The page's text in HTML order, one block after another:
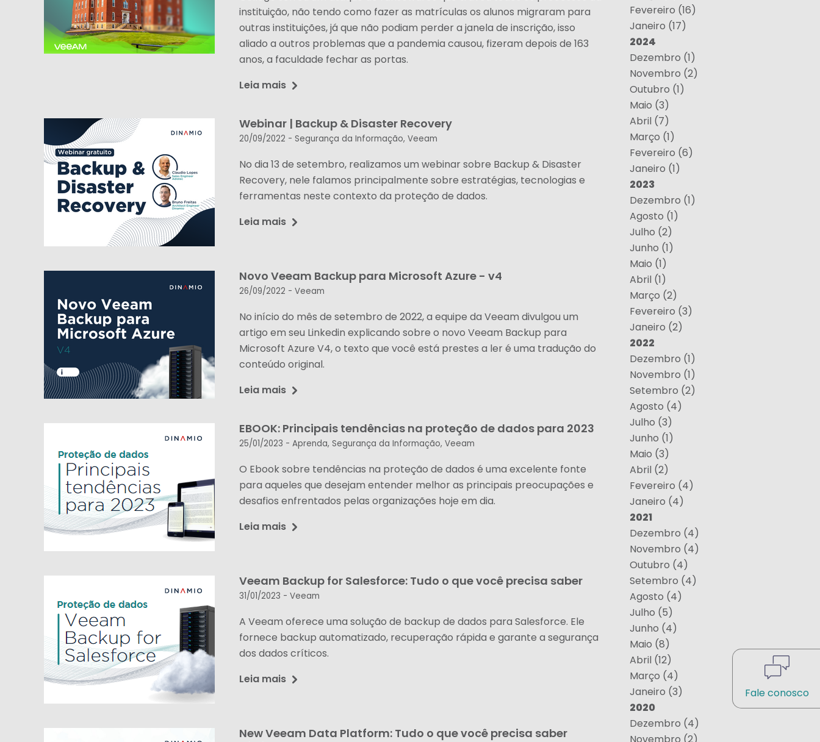
Fale conosco
Fevereiro (16)
Janeiro (17)
2024
Dezembro (1)
Novembro (2)
Outubro (1)
Maio (3)
Abril (7)
Março (1)
Fevereiro (6)
Janeiro (1)
2023
Dezembro (1)
Agosto (1)
Julho (2)
Junho (1)
Maio (1)
Abril (1)
Março (2)
Fevereiro (3)
Janeiro (2)
2022
Dezembro (1)
Novembro (1)
Setembro (2)
Agosto (4)
Julho (3)
Junho (1)
Maio (3)
Abril (2)
Fevereiro (4)
Janeiro (4)
2021
Dezembro (4)
Novembro (4)
Outubro (4)
Setembro (4)
Agosto (4)
Julho (5)
Junho (4)
Maio (8)
Abril (12)
Março (4)
Janeiro (3)
2020
Dezembro (4)
instituição, não tendo como fazer as matrículas os alunos migraram para
outras instituições, já que não podiam perder a janela de inscrição, isso
aliado a outros problemas que a pandemia causou, fizeram depois de 163
anos, a faculdade fechar as portas.
Leia mais
Webinar | Backup & Disaster Recovery
20/09/2022 - Segurança da Informação, Veeam
No dia 13 de setembro, realizamos um webinar sobre Backup & Disaster
Recovery, nele falamos principalmente sobre estratégias, tecnologias e
ferramentas neste contexto da proteção de dados.
Leia mais
Novo Veeam Backup para Microsoft Azure - v4
26/09/2022 - Veeam
No início do mês de setembro de 2022, a equipe da Veeam divulgou um
artigo em seu Linkedin explicando sobre o novo Veeam Backup para
Microsoft Azure V4, o texto que você está prestes a ler é uma tradução do
conteúdo original.
Leia mais
EBOOK: Principais tendências na proteção de dados para 2023
25/01/2023 - Aprenda, Segurança da Informação, Veeam
O Ebook sobre tendências na proteção de dados é uma excelente fonte
para aqueles que desejam entender melhor as principais preocupações e
desafios enfrentados pelas organizações hoje em dia.
Leia mais
Veeam Backup for Salesforce: Tudo o que você precisa saber
31/01/2023 - Veeam
A Veeam oferece uma solução de backup de dados para Salesforce. Ele
fornece backup automatizado, recuperação rápida e garante a segurança
dos dados críticos.
Leia mais
New Veeam Data Platform: Tudo o que você precisa saber